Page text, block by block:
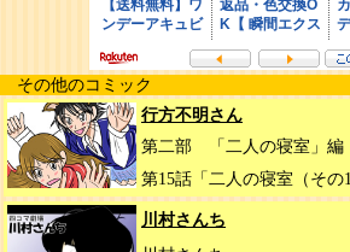
その他のコミック
行方不明さん
第二部 「二人の寝室」編
第15話「二人の寝室（その
川村さんち